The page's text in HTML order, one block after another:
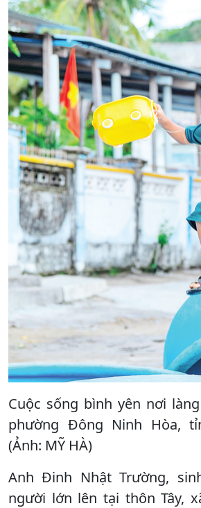
Cuộc sống bình yên nơi
phường Đông Ninh Hòa,
(Ảnh: MỸ HÀ)
Anh Đinh Nhật Trường,
người lớn lên tại thôn Tây,